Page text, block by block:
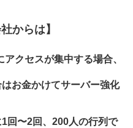
からは】
クセスが集中する場合、
お金かけてサーバー強化
回〜2回、200人の行列で